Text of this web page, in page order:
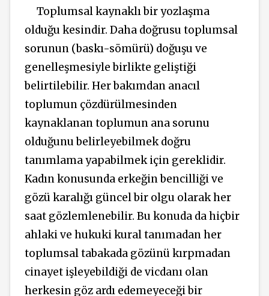
Toplumsal kaynaklı bir yozlaşma
olduğu kesindir. Daha doğrusu toplumsal
sorunun (baskı-sömürü) doğuşu ve
genelleşmesiyle birlikte geliştiği
belirtilebilir. Her bakımdan anacıl
toplumun çözdürülmesinden
kaynaklanan toplumun ana sorunu
olduğunu belirleyebilmek doğru
tanımlama yapabilmek için gereklidir.
Kadın konusunda erkeğin bencilliği ve
gözü karalığı güncel bir olgu olarak her
saat gözlemlenebilir. Bu konuda da hiçbir
ahlaki ve hukuki kural tanımadan her
toplumsal tabakada gözünü kırpmadan
cinayet işleyebildiği de vicdanı olan
herkesin göz ardı edemeyeceği bir